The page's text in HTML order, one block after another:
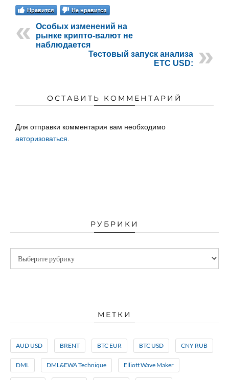
Нравится Не нравится
Особых изменений на
рынке крипто-валют не
наблюдается
Тестовый запуск анализа
ETC USD:
ОСТАВИТЬ КОММЕНТАРИЙ
Для отправки комментария вам необходимо
авторизоваться
РУБРИКИ
МЕТКИ
AUD USD BRENT BTC EUR BTC USD CNY RUB
DML DML&EWA Technique Elliott Wave Maker